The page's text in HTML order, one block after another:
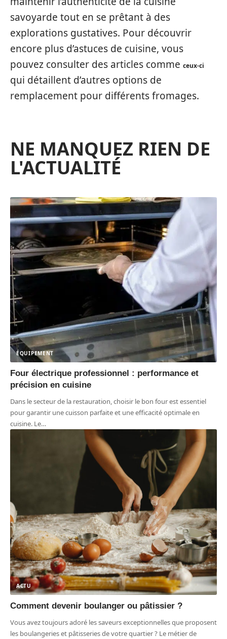
savoyarde tout en se prêtant à des
explorations gustatives. Pour découvrir
encore plus d’astuces de cuisine, vous
pouvez consulter des articles comme ceux-ci
qui détaillent d’autres options de
remplacement pour différents fromages.
NE MANQUEZ RIEN DE
L'ACTUALITÉ
ÉQUIPEMENT
Four électrique professionnel : performance et
précision en cuisine
Dans le secteur de la restauration, choisir le bon four est essentiel
pour garantir une cuisson parfaite et une efficacité optimale en
cuisine. Le…
ACTU
Comment devenir boulanger ou pâtissier ?
Vous avez toujours adoré les saveurs exceptionnelles que proposent
les boulangeries et pâtisseries de votre quartier ? Le métier de